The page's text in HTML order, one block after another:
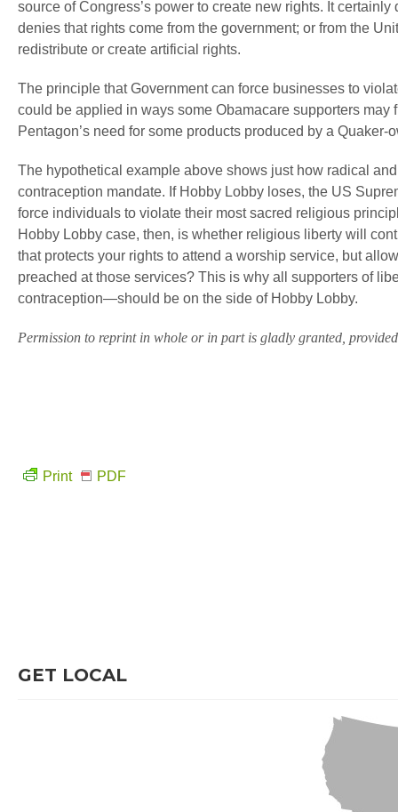
source of Congress’s power to create new rights. It
denies that rights come from the government; or from the
redistribute or create artificial rights.
The principle that Government can force businesses to
could be applied in ways some Obamacare supporters
Pentagon’s need for some products produced by a
The hypothetical example above shows just how radical
contraception mandate. If Hobby Lobby loses, the US
force individuals to violate their most sacred religious
Hobby Lobby case, then, is whether religious liberty will
that protects your rights to attend a worship service, but
preached at those services? This is why all supporters of
contraception—should be on the side of Hobby Lobby.
Permission to reprint in whole or in part is gladly granted,
Print PDF
GET LOCAL